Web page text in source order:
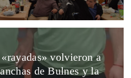
volvieron a
de Bulnes y la